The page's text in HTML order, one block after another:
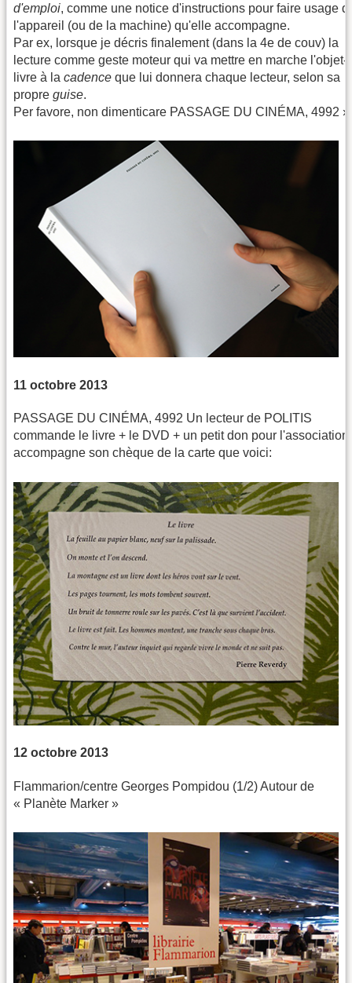
d'emploi, comme une notice d'instructions pour faire usage
l'appareil (ou de la machine) qu'elle accompagne.
Par ex, lorsque je décris finalement (dans la 4e de couv) la
lecture comme geste moteur qui va mettre en marche l'objet-
livre à la cadence que lui donnera chaque lecteur, selon sa
propre guise.
Per favore, non dimenticare PASSAGE DU CINÉMA, 4992 »
11 octobre 2013
PASSAGE DU CINÉMA, 4992 Un lecteur de POLITIS
commande le livre + le DVD + un petit don pour
accompagne son chèque de la carte que voici:
12 octobre 2013
Flammarion/centre Georges Pompidou (1/2) Autour de
« Planète Marker »